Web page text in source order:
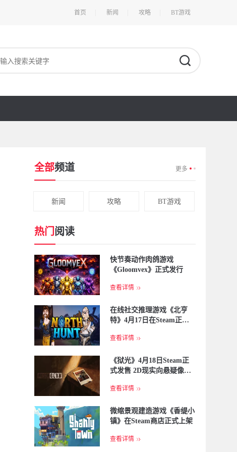
首页 新闻 攻略 BT游戏
全部频道 更多
新闻 攻略 BT游戏
热门 阅读
快节奏动作肉鸽游戏
《Gloomvex》正式发行
查看详情
在线社交推理游戏《北亨
特》4月17日在Steam正式
查看详情
《狱光》4月18日Steam正
式发售 2D现实向悬疑像素
查看详情
微缩景观建造游戏《香缇小
镇》在Steam商店正式上架
查看详情